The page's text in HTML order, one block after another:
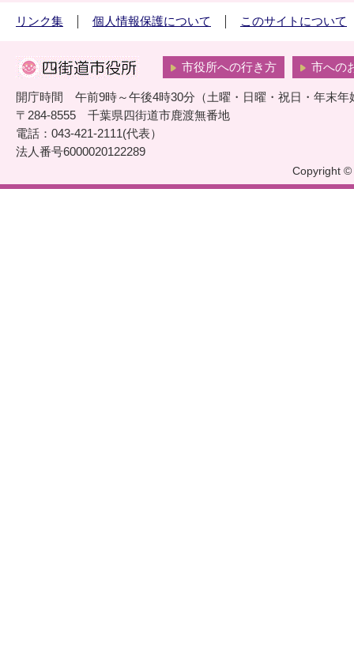
リンク集 個人情報保護について このサイトについて
市役所への行き方 市への
開庁時間 午前9時～午後4時30分（土曜・日曜・祝日・年末年
〒284-8555 千葉県四街道市鹿渡無番地
電話：043-421-2111(代表）
法人番号6000020122289
Copyright ©